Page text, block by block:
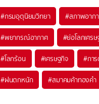
#กรมอุตุนิยมวิทยา #สภาพอาก
#พยากรณ์อากาศ #ย่อโลกเศร
#โลกร้อน #เศรษฐกิจ #กา
#ฝนตกหนัก #สมาคมค้าทองคำ